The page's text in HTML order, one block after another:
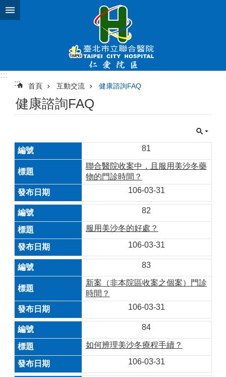
跳到主要內容區塊
:::
:::
首頁 互動交流 健康諮詢FAQ
健康諮詢FAQ
81
聯合醫院收案中，且服用美沙冬藥
物的門診時間？
106-03-31
82
服用美沙冬的好處？
106-03-31
83
新案（非本院區收案之個案）門診
時間？
106-03-31
84
如何辨理美沙冬療程手續？
106-03-31